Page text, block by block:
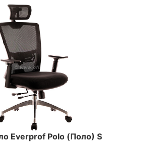
Everprof Polo (Поло) S